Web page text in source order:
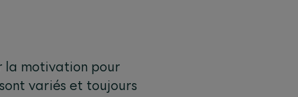
la motivation pour
variés et toujours